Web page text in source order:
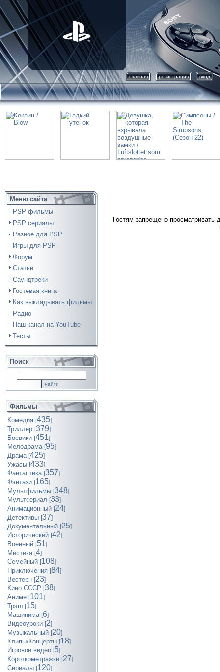
главная регистрация вход
Меню сайта
PSP фильмы
PSP сериалы
Разное для PSP
Игры для PSP
Форум
Статьи
Саундтреки
Гостевая книга
Как выкладывать фильмы
Радио
Наш канал на YouTube
Тесты
Поиск
Фильмы
Комедия [435]
Триллер [379]
Боевики [451]
Мелодрама [95]
Драма [425]
Ужасы [433]
Фантастика [357]
Фэнтази [165]
Мультфильмы [348]
Мультсериал [33]
Анимационный [24]
Детективы [37]
Документальный [25]
Исторический [42]
Военный [51]
Мистика [4]
Семейный [108]
Приключения [84]
Вестерн [23]
Кино СССР [38]
Аниме [101]
Трэш [15]
Машинима [6]
Видеоуроки [2]
Музыкальный [20]
Клипы/Концерты [18]
Игровое видео [5]
Короткометражки [27]
Cериалы [120]
Гостям запрещено просматривать